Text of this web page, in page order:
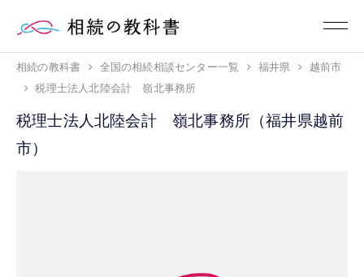
相続の教科書 全国の相続相談センター一覧 福井県
越前市
税理士法人北陸会計 嶺北事務所
税理士法人北陸会計 嶺北事務所（福井県越前
市）